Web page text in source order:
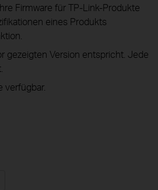
Firmware für TP-Link-Produkte
eines Produkts
gezeigten Version entspricht. Jede
verfügbar.